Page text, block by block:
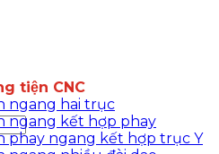
tiện CNC
ngang hai trục
ngang kết hợp phay
phay ngang kết hợp trục Y